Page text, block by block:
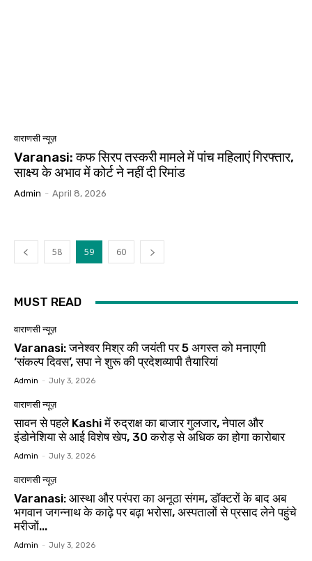
वाराणसी न्यूज़
Varanasi: कफ सिरप तस्करी मामले में पांच महिलाएं गिरफ्तार,
साक्ष्य के अभाव में कोर्ट ने नहीं दी रिमांड
Admin - April 8, 2026
58 59 60
MUST READ
वाराणसी न्यूज़
Varanasi: जनेश्वर मिश्र की जयंती पर 5 अगस्त को मनाएगी
‘संकल्प दिवस’, सपा ने शुरू की प्रदेशव्यापी तैयारियां
Admin - July 3, 2026
वाराणसी न्यूज़
सावन से पहले Kashi में रुद्राक्ष का बाजार गुलजार, नेपाल और
इंडोनेशिया से आई विशेष खेप, 30 करोड़ से अधिक का होगा कारोबार
Admin - July 3, 2026
वाराणसी न्यूज़
Varanasi: आस्था और परंपरा का अनूठा संगम, डॉक्टरों के बाद अब
भगवान जगन्नाथ के काढ़े पर बढ़ा भरोसा, अस्पतालों से प्रसाद लेने पहुंचे
मरीजों...
Admin - July 3, 2026